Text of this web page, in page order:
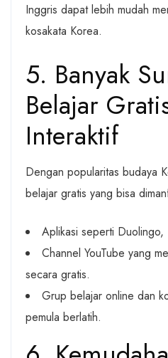
Inggris dapat lebih mudah
kosakata Korea.
5. Banyak
Belajar
Interaktif
Dengan popularitas budaya
belajar gratis yang bisa
Aplikasi seperti
Channel YouTube yang
secara gratis.
Grup belajar online dan
pemula berlatih.